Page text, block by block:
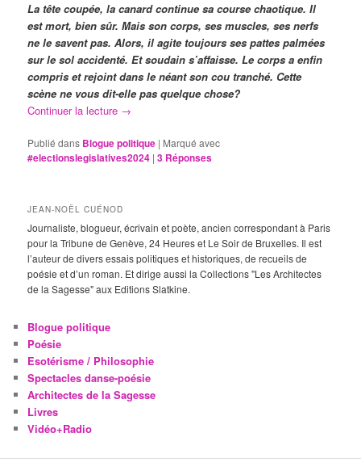
La tête coupée, la canard continue sa course chaotique. Il
est mort, bien sûr. Mais son corps, ses muscles, ses nerfs
ne le savent pas. Alors, il agite toujours ses pattes palmées
sur le sol accidenté. Et soudain s’affaisse. Le corps a enfin
compris et rejoint dans le néant son cou tranché. Cette
scène ne vous dit-elle pas quelque chose?
Continuer la lecture →
Publié dans Blogue politique | Marqué avec
#electionslegislatives2024 |3 Réponses
JEAN-NOËL CUÉNOD
Journaliste, blogueur, écrivain et poète, ancien correspondant à Paris
pour la Tribune de Genève, 24 Heures et Le Soir de Bruxelles. Il est
l’auteur de divers essais politiques et historiques, de recueils de
poésie et d’un roman. Et dirige aussi la Collections "Les Architectes
de la Sagesse" aux Editions Slatkine.
Blogue politique
Poésie
Esotérisme / Philosophie
Spectacles danse-poésie
Architectes de la Sagesse
Livres
Vidéo+Radio